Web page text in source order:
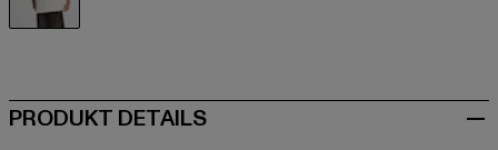
PRODUKT DETAILS